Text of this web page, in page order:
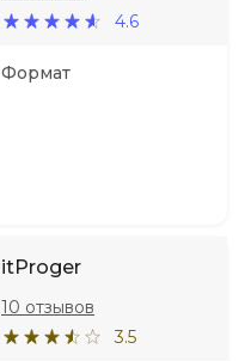
4.6
Формат
itProger
3.5
10 отзывов